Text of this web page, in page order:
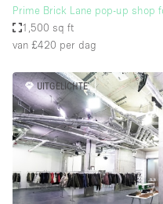
Prime Brick Lane pop-up shop
1,500 sq ft
van £420 per dag
UITGELICHTE